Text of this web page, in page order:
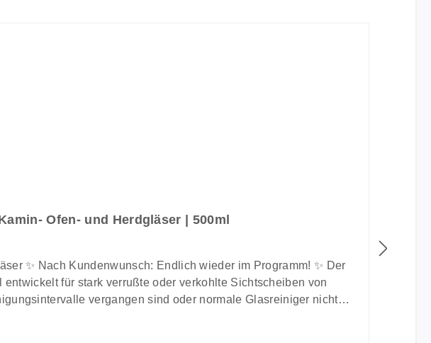
Ofen- und Herdgläser | 500ml
✨ Der
für stark verrußte oder verkohlte Sichtscheiben von
vergangen sind oder normale Glasreiniger nicht